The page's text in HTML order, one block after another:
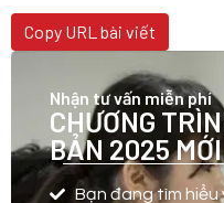
Copy URL bài viết
Nhận tư vấn miễn phí
CHƯƠNG
BẢN 2025
Bạn đang tìm hiểu